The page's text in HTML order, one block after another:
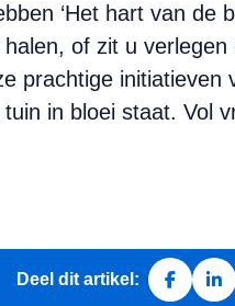
‘Het hart van de
of zit u
prachtige
in bloei staat. Vol
Deel dit artikel:
Deel op